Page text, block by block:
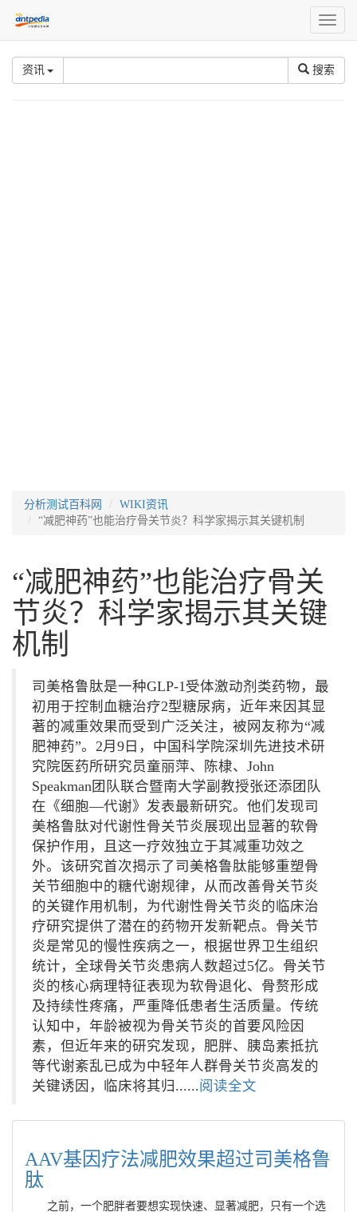
Toggle
资讯 搜索
分析测试百科网
WIKI资讯
“减肥神药”也能治疗骨关节炎？科学家揭示其关键机制
“减肥神药”也能治疗骨关
节炎？科学家揭示其关键
机制
司美格鲁肽是一种GLP-1受体激动剂类药物，最
初用于控制血糖治疗2型糖尿病，近年来因其显
著的减重效果而受到广泛关注，被网友称为“减
肥神药”。2月9日，中国科学院深圳先进技术研
究院医药所研究员童丽萍、陈棣、John
Speakman团队联合暨南大学副教授张还添团队
在《细胞—代谢》发表最新研究。他们发现司
美格鲁肽对代谢性骨关节炎展现出显著的软骨
保护作用，且这一疗效独立于其减重功效之
外。该研究首次揭示了司美格鲁肽能够重塑骨
关节细胞中的糖代谢规律，从而改善骨关节炎
的关键作用机制，为代谢性骨关节炎的临床治
疗研究提供了潜在的药物开发新靶点。骨关节
炎是常见的慢性疾病之一，根据世界卫生组织
统计，全球骨关节炎患病人数超过5亿。骨关节
炎的核心病理特征表现为软骨退化、骨赘形成
及持续性疼痛，严重降低患者生活质量。传统
认知中，年龄被视为骨关节炎的首要风险因
素，但近年来的研究发现，肥胖、胰岛素抵抗
等代谢紊乱已成为中轻年人群骨关节炎高发的
关键诱因，临床将其归......阅读全文
AAV基因疗法减肥效果超过司美格鲁
肽
之前，一个肥胖者要想实现快速、显著减肥，只有一个选